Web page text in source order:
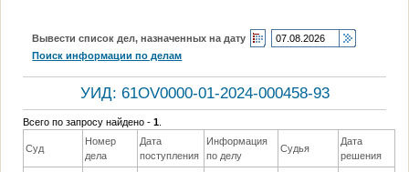
Вывести список дел, назначенных на дату
Поиск информации по делам
УИД: 61OV0000-01-2024-000458-93
Всего по запросу найдено -1
Суд
Номер
дела
Дата
поступления
Информация
по делу
Судья
Дата
решения